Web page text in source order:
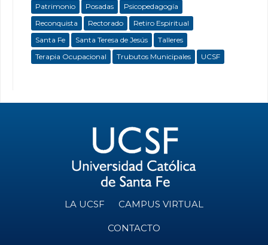
Patrimonio
Posadas
Psicopedagogía
Reconquista
Rectorado
Retiro Espiritual
Santa Fe
Santa Teresa de Jesús
Talleres
Terapia Ocupacional
Trubutos Municipales UCSF
LA UCSF CAMPUS VIRTUAL
CONTACTO